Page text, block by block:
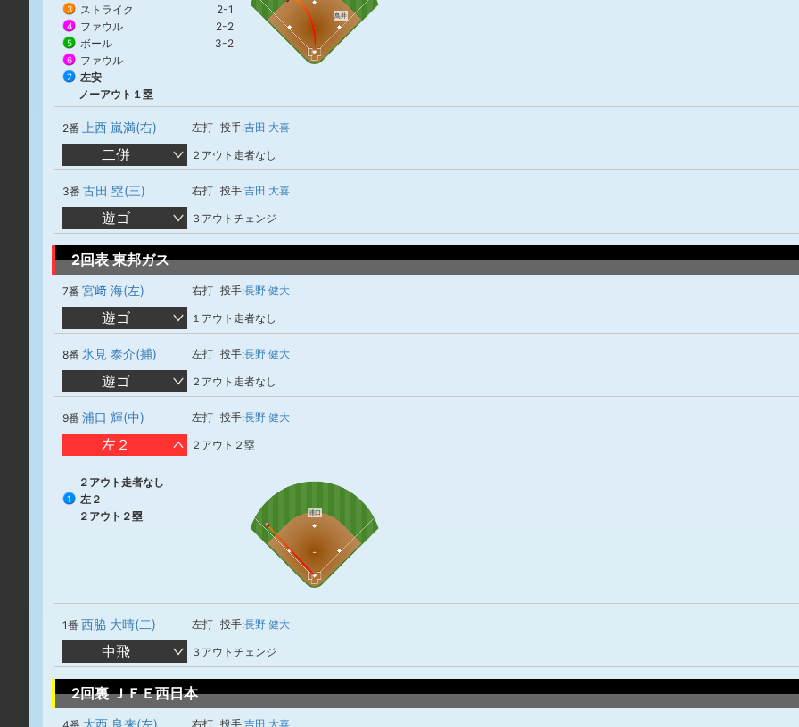
3 ストライク 2-1
4 ファウル 2-2
5 ボール 3-2
6 ファウル
7
左安
ノーアウト１塁
鳥井
2番 上西 嵐満(右) 左打 投手:吉田 大喜
二併 ２アウト走者なし
3番 古田 塁(三) 右打 投手:吉田 大喜
遊ゴ ３アウトチェンジ
2回表 東邦ガス
7番 宮﨑 海(左) 右打 投手:長野 健大
遊ゴ １アウト走者なし
8番 氷見 泰介(捕) 左打 投手:長野 健大
遊ゴ ２アウト走者なし
9番 浦口 輝(中) 左打 投手:長野 健大
左２ ２アウト２塁
２アウト走者なし
1
左２
２アウト２塁
浦口
1番 西脇 大晴(二) 左打 投手:長野 健大
中飛 ３アウトチェンジ
2回裏 ＪＦＥ西日本
大西 良来(左) 右打 投手:吉田 大喜